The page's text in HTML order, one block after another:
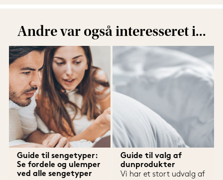
Andre var også interesseret i...
Guide til sengetyper:
Se fordele og ulemper
ved alle sengetyper
Guide til valg af
dunprodukter
Vi har et stort udvalg af